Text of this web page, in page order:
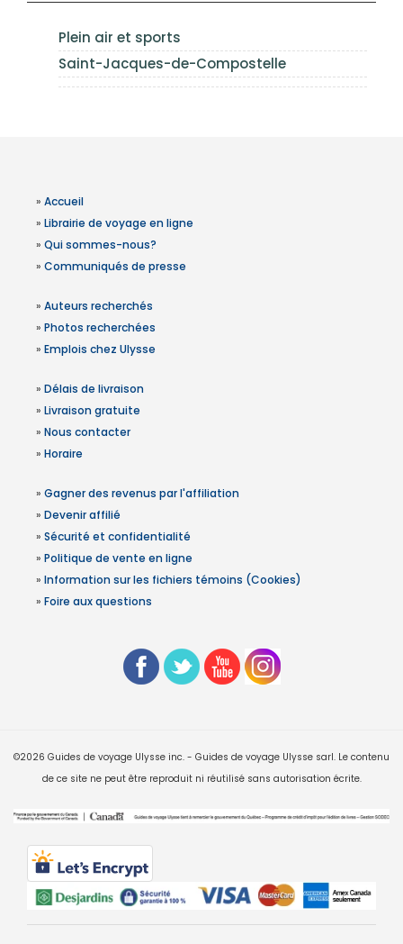
Plein air et sports
Saint-Jacques-de-Compostelle
» Accueil
» Librairie de voyage en ligne
» Qui sommes-nous?
» Communiqués de presse
» Auteurs recherchés
» Photos recherchées
» Emplois chez Ulysse
» Délais de livraison
» Livraison gratuite
» Nous contacter
» Horaire
» Gagner des revenus par l'affiliation
» Devenir affilié
» Sécurité et confidentialité
» Politique de vente en ligne
» Information sur les fichiers témoins (Cookies)
» Foire aux questions
©2026 Guides de voyage Ulysse inc. - Guides de voyage Ulysse sarl. Le contenu
de ce site ne peut être reproduit ni réutilisé sans autorisation écrite.